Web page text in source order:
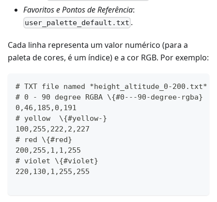
Favoritos e Pontos de Referência:
user_palette_default.txt .
Cada linha representa um valor numérico (para a
paleta de cores, é um índice) e a cor RGB. Por exemplo:
# TXT file named *height_altitude_0-
# 0 - 90 degree RGBA \{#0---90-degree-rgba}
0,46,185,0,191
# yellow  \{#yellow-}
100,255,222,2,227
# red \{#red}
200,255,1,1,255
# violet \{#violet}
220,130,1,255,255